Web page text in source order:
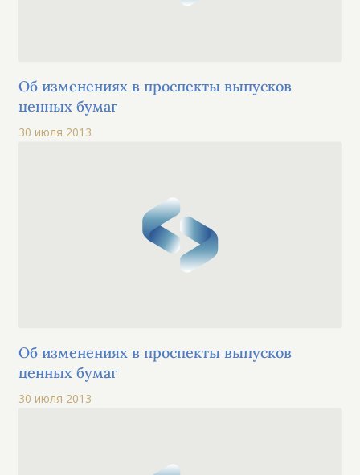
Об изменениях в проспекты выпусков
ценных бумаг
30 июля 2013
Об изменениях в проспекты выпусков
ценных бумаг
30 июля 2013